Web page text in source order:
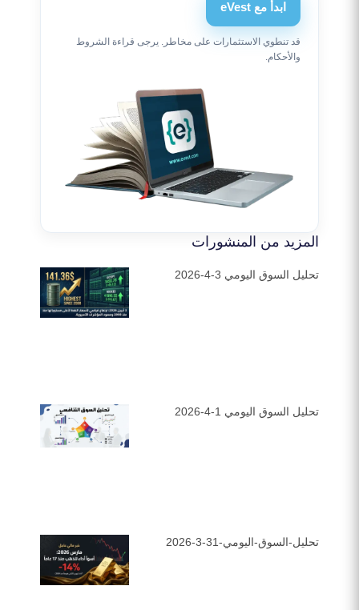
ابدأ مع eVest
قد تنطوي الاستثمارات على مخاطر. يرجى قراءة الشروط
والأحكام.
المزيد من المنشورات
تحليل السوق اليومي 3-4-2026
تحليل السوق اليومي 1-4-2026
تحليل-السوق-اليومي-31-3-2026